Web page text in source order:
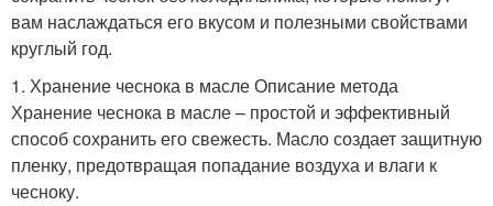
вам наслаждаться его вкусом и полезными свойствами
круглый год.
1. Хранение чеснока в масле Описание метода
Хранение чеснока в масле – простой и эффективный
способ сохранить его свежесть. Масло создает защитную
пленку, предотвращая попадание воздуха и влаги к
чесноку.